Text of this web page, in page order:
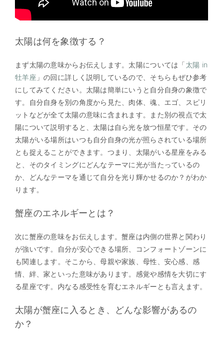
太陽は何を象徴する？
まず太陽の意味からお伝えします。太陽については「太陽 in
牡羊座 」の回に詳しく説明しているので、そちらもぜひ参考
にしてみてください。太陽は簡単にいうと自分自身の象徴で
す。自分自身を別の角度から見た、肉体、魂、エゴ、スピリ
ットなどが全て太陽の意味に含まれます。また別の視点で太
陽について説明すると、太陽は自ら光を放つ恒星です。その
太陽がいる場所はいつも自分自身の光が照らされている場所
とも捉えることができます。つまり、太陽がいる星座をみる
と、そのタイミングにどんなテーマに光が当たっているの
か、どんなテーマを通じて自分を光り輝かせるのか？がわか
ります。
蟹座のエネルギーとは？
次に蟹座の意味をお伝えします。蟹座は内側の世界と関わり
が強いです。自分が安心できる場所、コンフォートゾーンに
も関連します。そこから、母親や家族、母性、安心感、感
情、絆、家といった意味があります。感覚や感情を大切にす
る星座です。内なる感受性を育むエネルギーとも言えます。
太陽が蟹座に入るとき、どんな影響があるの
か？